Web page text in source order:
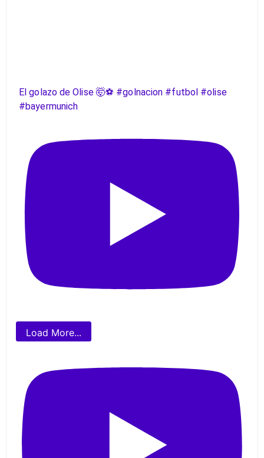
El golazo de Olise 🤯⚽️ #golnacion #futbol #olise
#bayermunich
Load More...